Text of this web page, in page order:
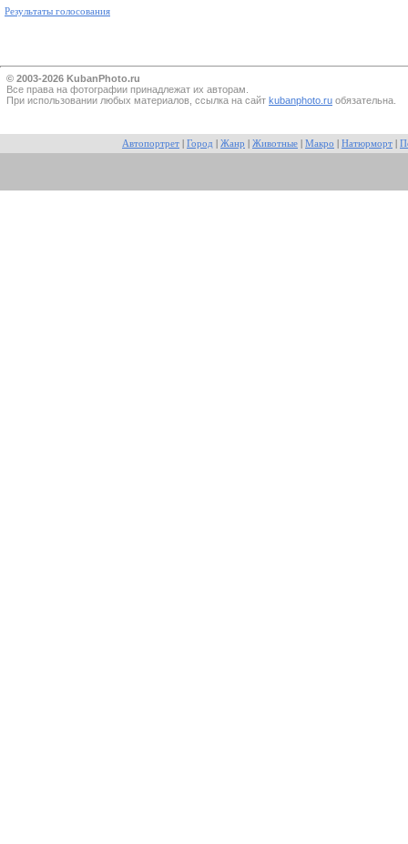
Результаты голосования
© 2003-2026 KubanPhoto.ru
Все прaва на фотографии принадлежат их авторам.
При использовании любых материалов, ссылка на сайт kubanphoto.ru обязательна.
Автопортрет Город Жанр Животные Макро Натюрморт